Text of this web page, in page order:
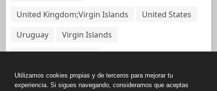
United Kingdom;Virgin Islands
United States
Uruguay
Virgin Islands
Virgin Islands, British
Utilizamos cookies propias y de terceros para mejorar tu
experiencia. Si sigues navegando, consideramos que aceptas